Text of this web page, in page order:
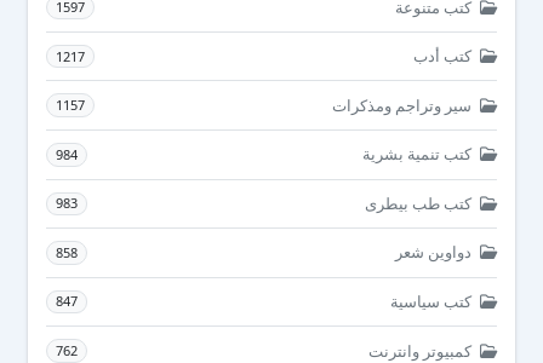
كتب متنوعة 1597
كتب أدب 1217
سير وتراجم ومذكرات 1157
كتب تنمية بشرية 984
كتب طب بيطرى 983
دواوين شعر 858
كتب سياسية 847
كمبيوتر وانترنت 762